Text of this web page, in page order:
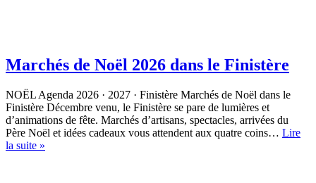
Marchés de Noël 2026 dans le Finistère
NOËL Agenda 2026 · 2027 · Finistère Marchés de Noël dans le
Finistère Décembre venu, le Finistère se pare de lumières et
d’animations de fête. Marchés d’artisans, spectacles, arrivées du
Père Noël et idées cadeaux vous attendent aux quatre coins… Lire
la suite »